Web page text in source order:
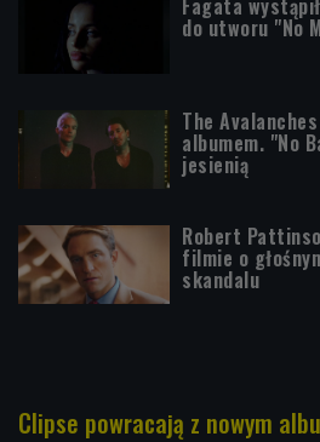
Fagata
do utworu "No
The
albumem. "No
jesienią
Robert
filmie o
skandalu
Clipse powracają z nowym